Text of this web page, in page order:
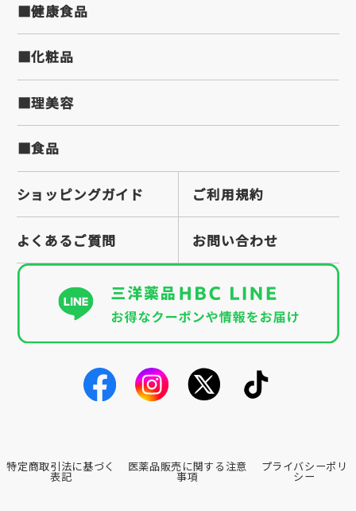
■健康食品
■化粧品
■理美容
■食品
ショッピングガイド ご利用規約
よくあるご質問 お問い合わせ
特定商取引法に基づく
表記
医薬品販売に関する注意
事項
プライバシーポリ
シー